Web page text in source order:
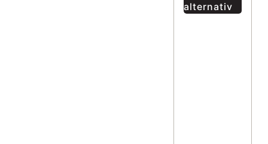
alternativ